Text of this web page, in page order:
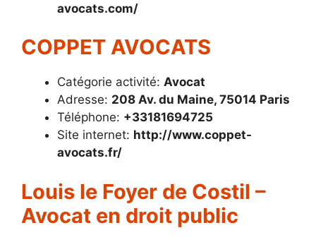
avocats.com/
COPPET AVOCATS
Catégorie activité: Avocat
Adresse: 208 Av. du Maine, 75014 Paris
Téléphone: +33181694725
Site internet: http://www.coppet-
avocats.fr/
Louis le Foyer de Costil –
Avocat en droit public